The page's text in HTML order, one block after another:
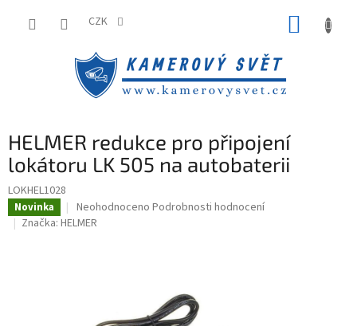
CZK
HELMER redukce pro připojení
lokátoru LK 505 na autobaterii
LOKHEL1028
Novinka
Průměrné
hodnocení
Neohodnoceno Podrobnosti hodnocení
Značka: HELMER